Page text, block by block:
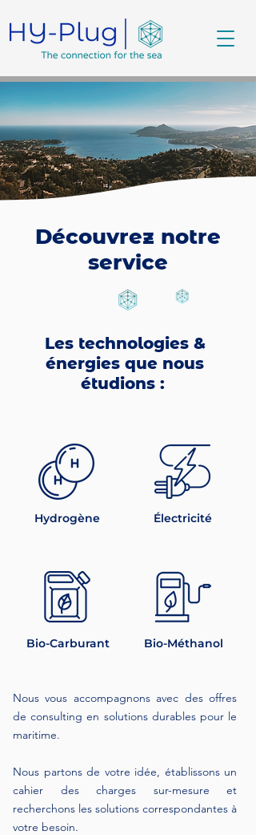
Découvrez notre
service
Les technologies &
énergies que nous
étudions :
Hydrogène Électricité
Bio-Carburant Bio-Méthanol
Nous vous accompagnons avec des offres
de consulting en solutions durables pour le
maritime.
Nous partons de votre idée, établissons un
cahier des charges sur-mesure et
recherchons les solutions correspondantes à
votre besoin.